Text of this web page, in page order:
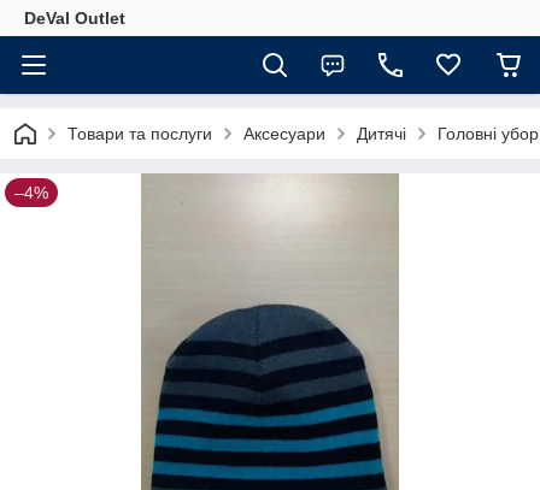
DeVal Outlet
Товари та послуги Аксесуари Дитячі Головні
–4%